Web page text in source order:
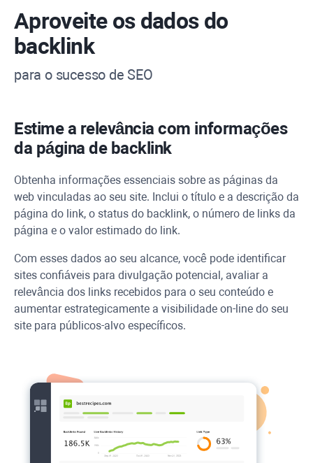
Aproveite os dados do
backlink
para o sucesso de SEO
Estime a relevância com informações
da página de backlink
Obtenha informações essenciais sobre as páginas da
web vinculadas ao seu site. Inclui o título e a descrição da
página do link, o status do backlink, o número de links da
página e o valor estimado do link.
Com esses dados ao seu alcance, você pode identificar
sites confiáveis para divulgação potencial, avaliar a
relevância dos links recebidos para o seu conteúdo e
aumentar estrategicamente a visibilidade on-line do seu
site para públicos-alvo específicos.